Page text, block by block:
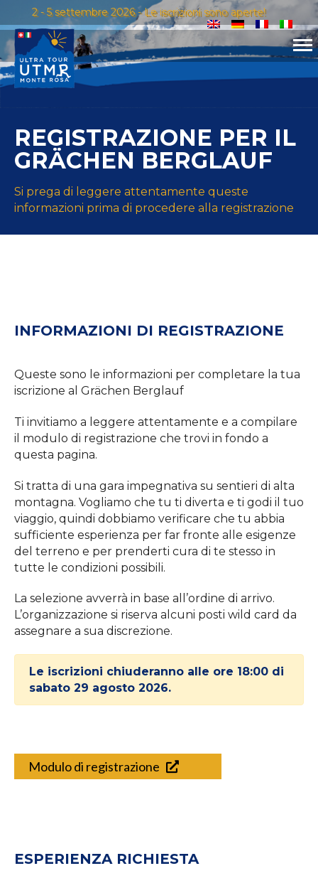
2 - 5 settembre 2026 - Le iscrizioni sono aperte!
REGISTRAZIONE PER IL
GRÄCHEN BERGLAUF
Si prega di leggere attentamente queste
informazioni prima di procedere alla registrazione
INFORMAZIONI DI REGISTRAZIONE
Queste sono le informazioni per completare la tua
iscrizione al Grächen Berglauf
Ti invitiamo a leggere attentamente e a compilare
il modulo di registrazione che trovi in fondo a
questa pagina.
Si tratta di una gara impegnativa su sentieri di alta
montagna. Vogliamo che tu ti diverta e ti godi il tuo
viaggio, quindi dobbiamo verificare che tu abbia
sufficiente esperienza per far fronte alle esigenze
del terreno e per prenderti cura di te stesso in
tutte le condizioni possibili.
La selezione avverrà in base all’ordine di arrivo.
L’organizzazione si riserva alcuni posti wild card da
assegnare a sua discrezione.
Le iscrizioni chiuderanno alle ore 18:00 di
sabato 29 agosto 2026.
Modulo di registrazione
ESPERIENZA RICHIESTA